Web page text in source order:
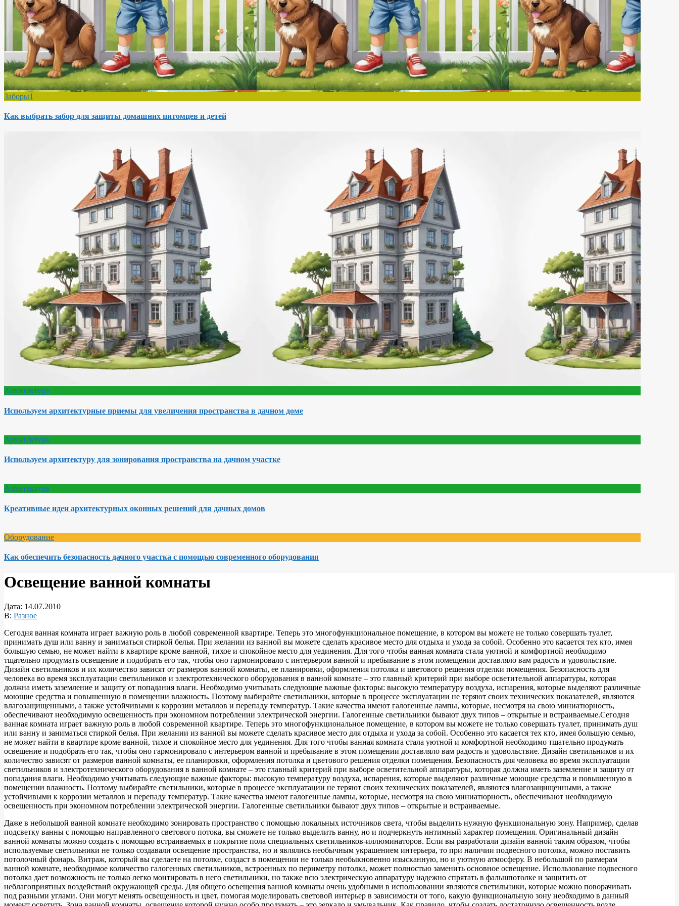
Заборы1
Как выбрать забор для защиты домашних питомцев и детей
Архитектура
Используем архитектурные приемы для увеличения пространства в дачном доме
Архитектура
Используем архитектуру для зонирования пространства на дачном участке
Архитектура
Креативные идеи архитектурных оконных решений для дачных домов
Оборудование
Как обеспечить безопасность дачного участка с помощью современного оборудования
Освещение ванной комнаты
Дата: 14.07.2010
В: Разное
Сегодня ванная комната играет важную роль в любой современной квартире. Теперь это многофункциональное помещение, в котором вы можете не только совершать туалет,
принимать душ или ванну и заниматься стиркой белья. При желании из ванной вы можете сделать красивое место для отдыха и ухода за собой. Особенно это касается тех кто, имея
большую семью, не может найти в квартире кроме ванной, тихое и спокойное место для уединения. Для того чтобы ванная комната стала уютной и комфортной необходимо
тщательно продумать освещение и подобрать его так, чтобы оно гармонировало с интерьером ванной и пребывание в этом помещении доставляло вам радость и удовольствие.
Дизайн светильников и их количество зависят от размеров ванной комнаты, ее планировки, оформления потолка и цветового решения отделки помещения. Безопасность для
человека во время эксплуатации светильников и электротехнического оборудования в ванной комнате – это главный критерий при выборе осветительной аппаратуры, которая
должна иметь заземление и защиту от попадания влаги. Необходимо учитывать следующие важные факторы: высокую температуру воздуха, испарения, которые выделяют различные
моющие средства и повышенную в помещении влажность. Поэтому выбирайте светильники, которые в процессе эксплуатации не теряют своих технических показателей, являются
влагозащищенными, а также устойчивыми к коррозии металлов и перепаду температур. Такие качества имеют галогенные лампы, которые, несмотря на свою миниатюрность,
обеспечивают необходимую освещенность при экономном потреблении электрической энергии. Галогенные светильники бывают двух типов – открытые и встраиваемые.Сегодня
ванная комната играет важную роль в любой современной квартире. Теперь это многофункциональное помещение, в котором вы можете не только совершать туалет, принимать душ
или ванну и заниматься стиркой белья. При желании из ванной вы можете сделать красивое место для отдыха и ухода за собой. Особенно это касается тех кто, имея большую семью,
не может найти в квартире кроме ванной, тихое и спокойное место для уединения. Для того чтобы ванная комната стала уютной и комфортной необходимо тщательно продумать
освещение и подобрать его так, чтобы оно гармонировало с интерьером ванной и пребывание в этом помещении доставляло вам радость и удовольствие. Дизайн светильников и их
количество зависят от размеров ванной комнаты, ее планировки, оформления потолка и цветового решения отделки помещения. Безопасность для человека во время эксплуатации
светильников и электротехнического оборудования в ванной комнате – это главный критерий при выборе осветительной аппаратуры, которая должна иметь заземление и защиту от
попадания влаги. Необходимо учитывать следующие важные факторы: высокую температуру воздуха, испарения, которые выделяют различные моющие средства и повышенную в
помещении влажность. Поэтому выбирайте светильники, которые в процессе эксплуатации не теряют своих технических показателей, являются влагозащищенными, а также
устойчивыми к коррозии металлов и перепаду температур. Такие качества имеют галогенные лампы, которые, несмотря на свою миниатюрность, обеспечивают необходимую
освещенность при экономном потреблении электрической энергии. Галогенные светильники бывают двух типов – открытые и встраиваемые.
Даже в небольшой ванной комнате необходимо зонировать пространство с помощью локальных источников света, чтобы выделить нужную функциональную зону. Например, сделав
подсветку ванны с помощью направленного светового потока, вы сможете не только выделить ванну, но и подчеркнуть интимный характер помещения. Оригинальный дизайн
ванной комнаты можно создать с помощью встраиваемых в покрытие пола специальных светильников-иллюминаторов. Если вы разработали дизайн ванной таким образом, чтобы
используемые светильники не только создавали освещение пространства, но и являлись необычным украшением интерьера, то при наличии подвесного потолка, можно поставить
потолочный фонарь. Витраж, который вы сделаете на потолке, создаст в помещении не только необыкновенно изысканную, но и уютную атмосферу. В небольшой по размерам
ванной комнате, необходимое количество галогенных светильников, встроенных по периметру потолка, может полностью заменить основное освещение. Использование подвесного
потолка дает возможность не только легко монтировать в него светильники, но также всю электрическую аппаратуру надежно спрятать в фальшпотолке и защитить от
неблагоприятных воздействий окружающей среды. Для общего освещения ванной комнаты очень удобными в использовании являются светильники, которые можно поворачивать
под разными углами. Они могут менять освещенность и цвет, помогая моделировать световой интерьер в зависимости от того, какую функциональную зону необходимо в данный